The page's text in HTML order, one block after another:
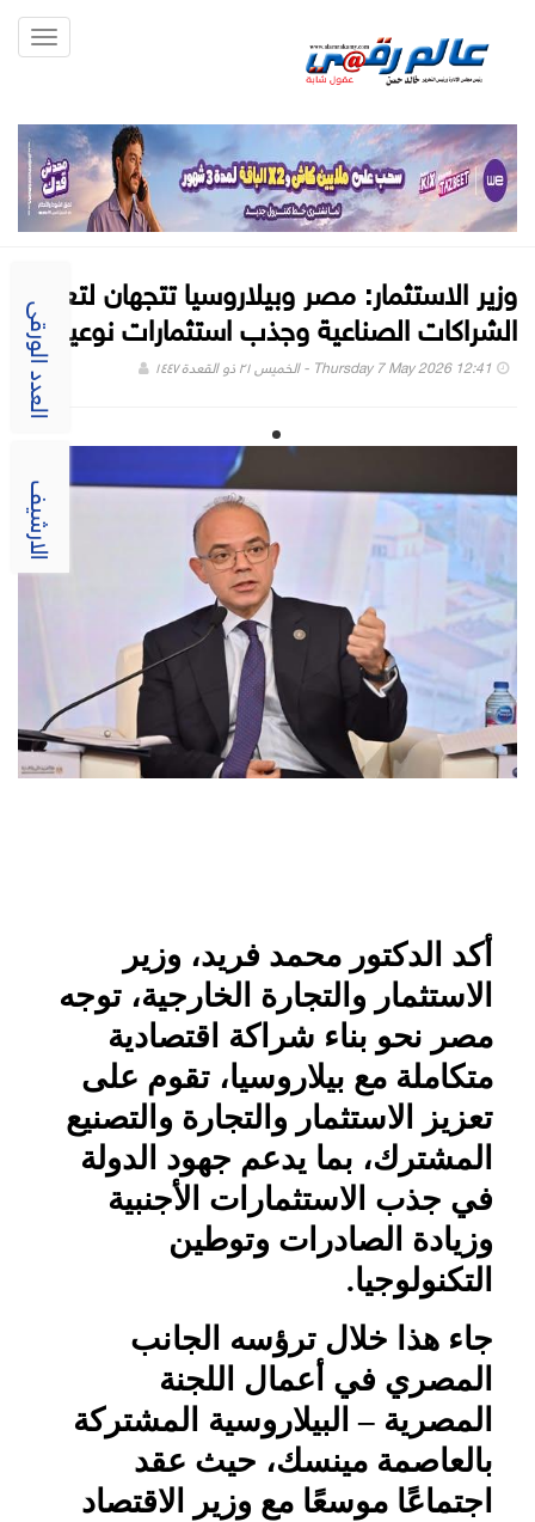
العدد الورقى
الارشيف
وزير الاستثمار: مصر وبيلاروسيا تتجهان لتعزيز
الشراكات الصناعية وجذب استثمارات نوعية
Thursday 7 May 2026 12:41 - الخميس ٢١ ذو القعدة ١٤٤٧
أكد الدكتور محمد فريد، وزير
الاستثمار والتجارة الخارجية، توجه
مصر نحو بناء شراكة اقتصادية
متكاملة مع بيلاروسيا، تقوم على
تعزيز الاستثمار والتجارة والتصنيع
المشترك، بما يدعم جهود الدولة
في جذب الاستثمارات الأجنبية
وزيادة الصادرات وتوطين
التكنولوجيا.
جاء هذا خلال ترؤسه الجانب
المصري في أعمال اللجنة
المصرية – البيلاروسية المشتركة
بالعاصمة مينسك، حيث عقد
اجتماعًا موسعًا مع وزير الاقتصاد